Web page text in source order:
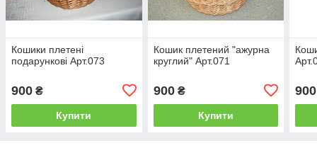
Кошики плетені
подарункові Арт.073
900 ₴
Купити
Кошик плетений "ажурна
круглий" Арт.071
900₴
Купити
900